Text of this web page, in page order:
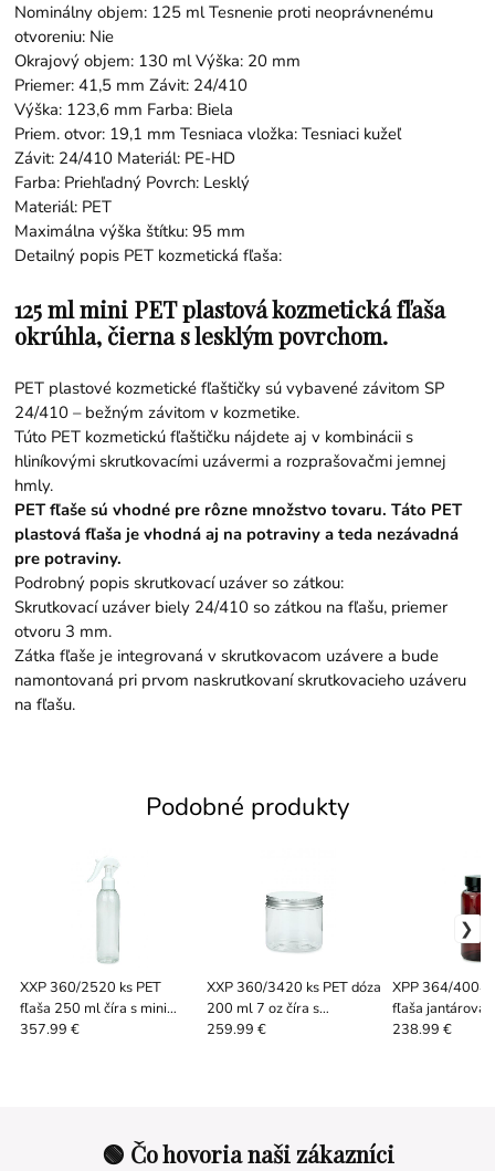
Nominálny objem: 125 ml Tesnenie proti neoprávnenému
otvoreniu: Nie
Okrajový objem: 130 ml Výška: 20 mm
Priemer: 41,5 mm Závit: 24/410
Výška: 123,6 mm Farba: Biela
Priem. otvor: 19,1 mm Tesniaca vložka: Tesniaci kužeľ
Závit: 24/410 Materiál: PE-HD
Farba: Priehľadný Povrch: Lesklý
Materiál: PET
Maximálna výška štítku: 95 mm
Detailný popis PET kozmetická fľaša:
125 ml mini PET plastová kozmetická fľaša
okrúhla, čierna s lesklým povrchom.
PET plastové kozmetické fľaštičky sú vybavené závitom SP
24/410 – bežným závitom v kozmetike.
Túto PET kozmetickú fľaštičku nájdete aj v kombinácii s
hliníkovými skrutkovacími uzávermi a rozprašovačmi jemnej
hmly.
PET fľaše sú vhodné pre rôzne množstvo tovaru. Táto PET
plastová fľaša je vhodná aj na potraviny a teda nezávadná
pre potraviny.
Podrobný popis skrutkovací uzáver so zátkou:
Skrutkovací uzáver biely 24/410 so zátkou na fľašu, priemer
otvoru 3 mm.
Zátka fľaše je integrovaná v skrutkovacom uzávere a bude
namontovaná pri prvom naskrutkovaní skrutkovacieho uzáveru
na fľašu.
Podobné produkty
XXP 360/2520 ks PET
fľaša 250 ml číra s mini
spúšťacím rozprašovačom
357.99 €
XXP 360/3420 ks PET dóza
200 ml 7 oz číra s
hliníkovým skrutkovacím
259.99 €
XPP 364/4004
fľaša jantárová
čiernym
238.99 €
🟢 Čo hovoria naši zákazníci